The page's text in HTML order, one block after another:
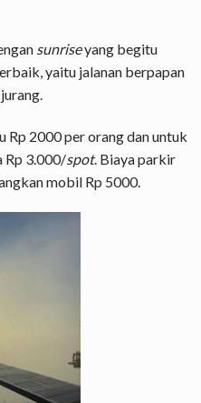
sunriseyang begitu
yaitu jalanan berpapan
Rp 2000 per orang dan untuk
Rp 3.000/spot. Biaya parkir
mobil Rp 5000.